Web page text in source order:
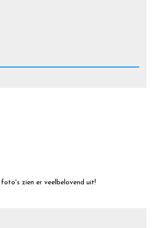
zien er veelbelovend uit!